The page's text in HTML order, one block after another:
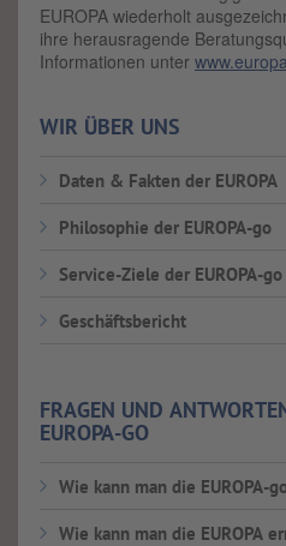
EUROPA wiederholt
ihre herausragende
Informationen unter
WIR ÜBER UNS
Daten & Fakten der EUROPA
Philosophie der EUROPA-go
Service-Ziele der EUROPA-go
Geschäftsbericht
FRAGEN UND
EUROPA-GO
Wie kann man die EUROPA-
Wie kann man die EUROPA